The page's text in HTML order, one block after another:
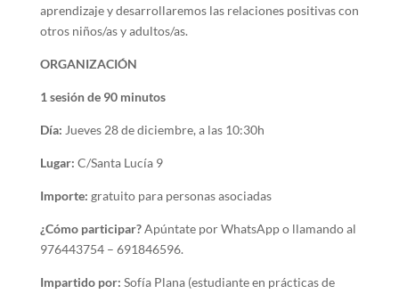
aprendizaje y desarrollaremos las relaciones positivas con
otros niños/as y adultos/as.
ORGANIZACIÓN
1 sesión de 90 minutos
Día: Jueves 28 de diciembre, a las 10:30h
Lugar: C/Santa Lucía 9
Importe: gratuito para personas asociadas
¿Cómo participar?Apúntate por WhatsApp o llamando al
976443754 – 691846596.
Impartido por: Sofía Plana (estudiante en prácticas de